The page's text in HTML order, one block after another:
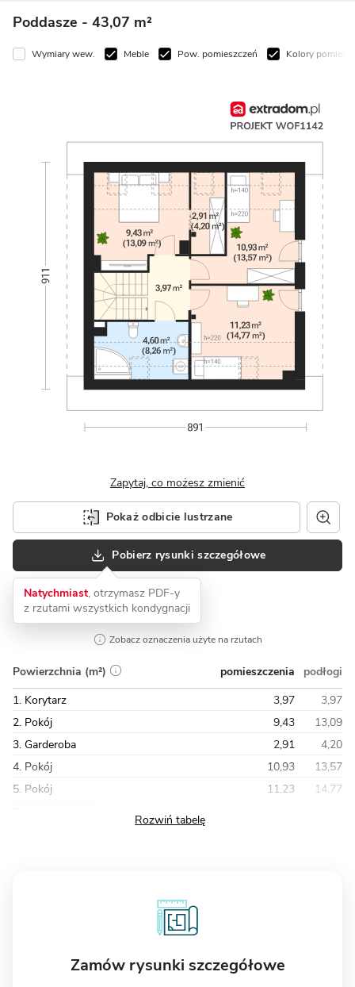
Poddasze - 43,07 m²
Wymiary wew. Meble Pow. pomieszczeń Kolory
Zapytaj, co możesz zmienić
Pokaż odbicie lustrzane
Pobierz rysunki szczegółowe
Natychmiast, otrzymasz PDF-y
z rzutami wszystkich kondygnacji
Zobacz oznaczenia użyte na rzutach
Powierzchnia (m²) pomieszczenia
podłogi
1. Korytarz
3,97
3,97
2. Pokój
9,43
13,09
3. Garderoba
2,91
4,20
4. Pokój
10,93
13,57
5. Pokój
11,23
14,77
Zamów rysunki szczegółowe